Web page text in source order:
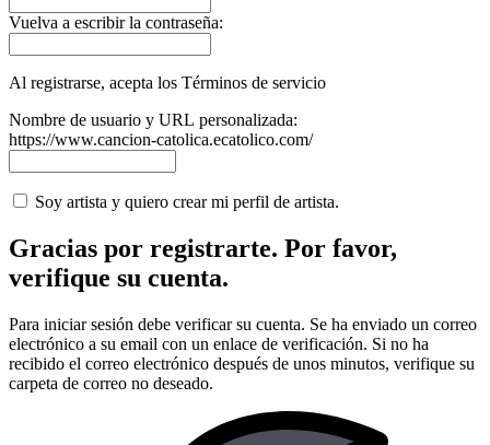
Vuelva a escribir la contraseña:
Al registrarse, acepta los Términos de servicio
Nombre de usuario y URL personalizada:
https://www.cancion-catolica.ecatolico.com/
Soy artista y quiero crear mi perfil de artista.
Gracias por registrarte. Por favor,
verifique su cuenta.
Para iniciar sesión debe verificar su cuenta. Se ha enviado un correo
electrónico a su email con un enlace de verificación. Si no ha
recibido el correo electrónico después de unos minutos, verifique su
carpeta de correo no deseado.